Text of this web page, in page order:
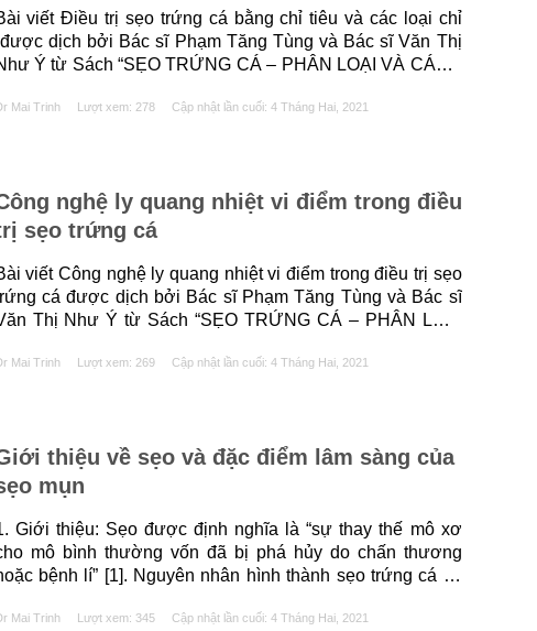
viết Điều trị sẹo trứng cá bằng chỉ tiêu và các loại chỉ
dịch bởi Bác sĩ Phạm Tăng Tùng và Bác sĩ Văn Thị
Ý từ Sách “SẸO TRỨNG CÁ – PHÂN LOẠI VÀ CÁCH
Gabriella Fabbrocini, Kenneth R......
Mai Trinh Lượt xem: 278 Cập nhật lần cuối: 4 Tháng Hai, 2021
nghệ ly quang nhiệt vi điểm trong điều
sẹo trứng cá
viết Công nghệ ly quang nhiệt vi điểm trong điều trị sẹo
cá được dịch bởi Bác sĩ Phạm Tăng Tùng và Bác sĩ
Thị Như Ý từ Sách “SẸO TRỨNG CÁ – PHÂN LOẠI
De Padova, Gabriella Fabbrocini, Kenneth R......
Mai Trinh Lượt xem: 269 Cập nhật lần cuối: 4 Tháng Hai, 2021
thiệu về sẹo và đặc điểm lâm sàng của
mụn
Giới thiệu: Sẹo được định nghĩa là “sự thay thế mô xơ
mô bình thường vốn đã bị phá hủy do chấn thương
bệnh lí” [1]. Nguyên nhân hình thành sẹo trứng cá có
tại chỗ [2]. Đặc điểm......
Mai Trinh Lượt xem: 345 Cập nhật lần cuối: 4 Tháng Hai, 2021